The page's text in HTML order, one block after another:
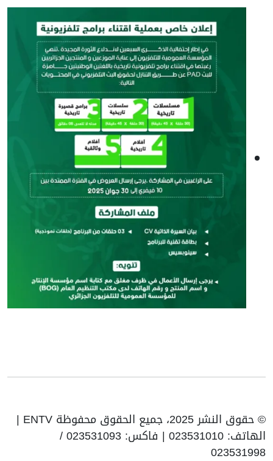
© حقوق النشر 2025، جميع الحقوق محفوظة ENTV |
الهاتف: 023531010 | فاكس: 023531093 /